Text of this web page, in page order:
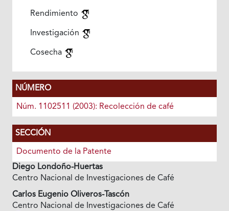
Rendimiento
Investigación
Cosecha
NÚMERO
Núm. 1102511 (2003): Recolección de café
SECCIÓN
Documento de la Patente
Diego Londoño-Huertas
Centro Nacional de Investigaciones de Café
Carlos Eugenio Oliveros-Tascón
Centro Nacional de Investigaciones de Café